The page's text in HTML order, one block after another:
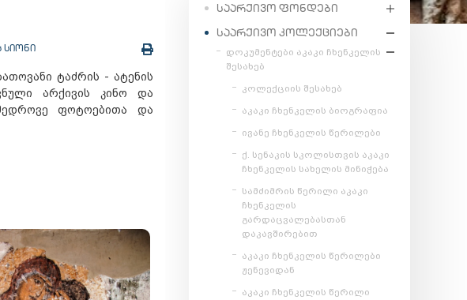
ᲡᲘᲝᲜᲘ
ტაძრის - ატენის
არქივის კინო და
ფოტოებითა და
ᲡᲐᲐᲠᲥᲘᲕᲝ ᲤᲝᲜᲓᲔᲑᲘ
ᲡᲐᲐᲠᲥᲘᲕᲝ ᲙᲝᲚᲔᲥᲪᲘᲔᲑᲘ
დოკუმენტები აკაკი ჩხენკელის
შესახებ
კოლექციის შესახებ
აკაკი ჩხენკელის ბიოგრაფია
ივანე ჩხენკელის წერილები
ქ. სენაკის სკოლისთვის აკაკი
ჩხენკელის სახელის მინიჭება
სამძიმრის წერილი აკაკი
ჩხენკელის
გარდაცვალებასთან
დაკავშირებით
აკაკი ჩხენკელის წერილები
ჟენევიდან
აკაკი ჩხენკელის წერილი